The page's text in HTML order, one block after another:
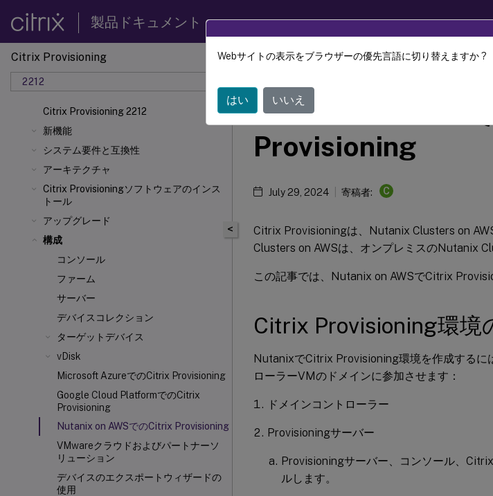
製品ドキュメント
Citrix Provisioning
2212
Citrix Provisioning 2212
新機能
システム要件と互換性
アーキテクチャ
Citrix Provisioningソフトウェアのインス
トール
アップグレード
構成
コンソール
ファーム
サーバー
デバイスコレクション
ターゲットデバイス
vDisk
Microsoft AzureでのCitrix Provisioning
Google Cloud PlatformでのCitrix
Provisioning
Nutanix on AWSでのCitrix Provisioning
VMwareクラウドおよびパートナーソ
リューション
デバイスのエクスポートウィザードの
使用
Citrix Provisioning Citrix Provisioning 2212
<
Nutanix on AWS
Provisioning
July 29, 2024 寄稿者: C
Citrix Provisioningは、Nutanix Clusters on
Clusters on AWSは、オンプレミスのNutanix
この記事では、Nutanix on AWSでCitrix
Citrix Provisioning環境
NutanixでCitrix Provisioning環境を作成するに
ローラーVMのドメインに参加させます：
ドメインコントローラー
Provisioningサーバー
Provisioningサーバー、コンソール、
ルします。
Webサイトの表示をブラウザーの優先言語に切り替えますか ?
はい いいえ